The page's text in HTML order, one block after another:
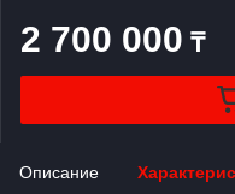
2 700 000 ₸
Описание